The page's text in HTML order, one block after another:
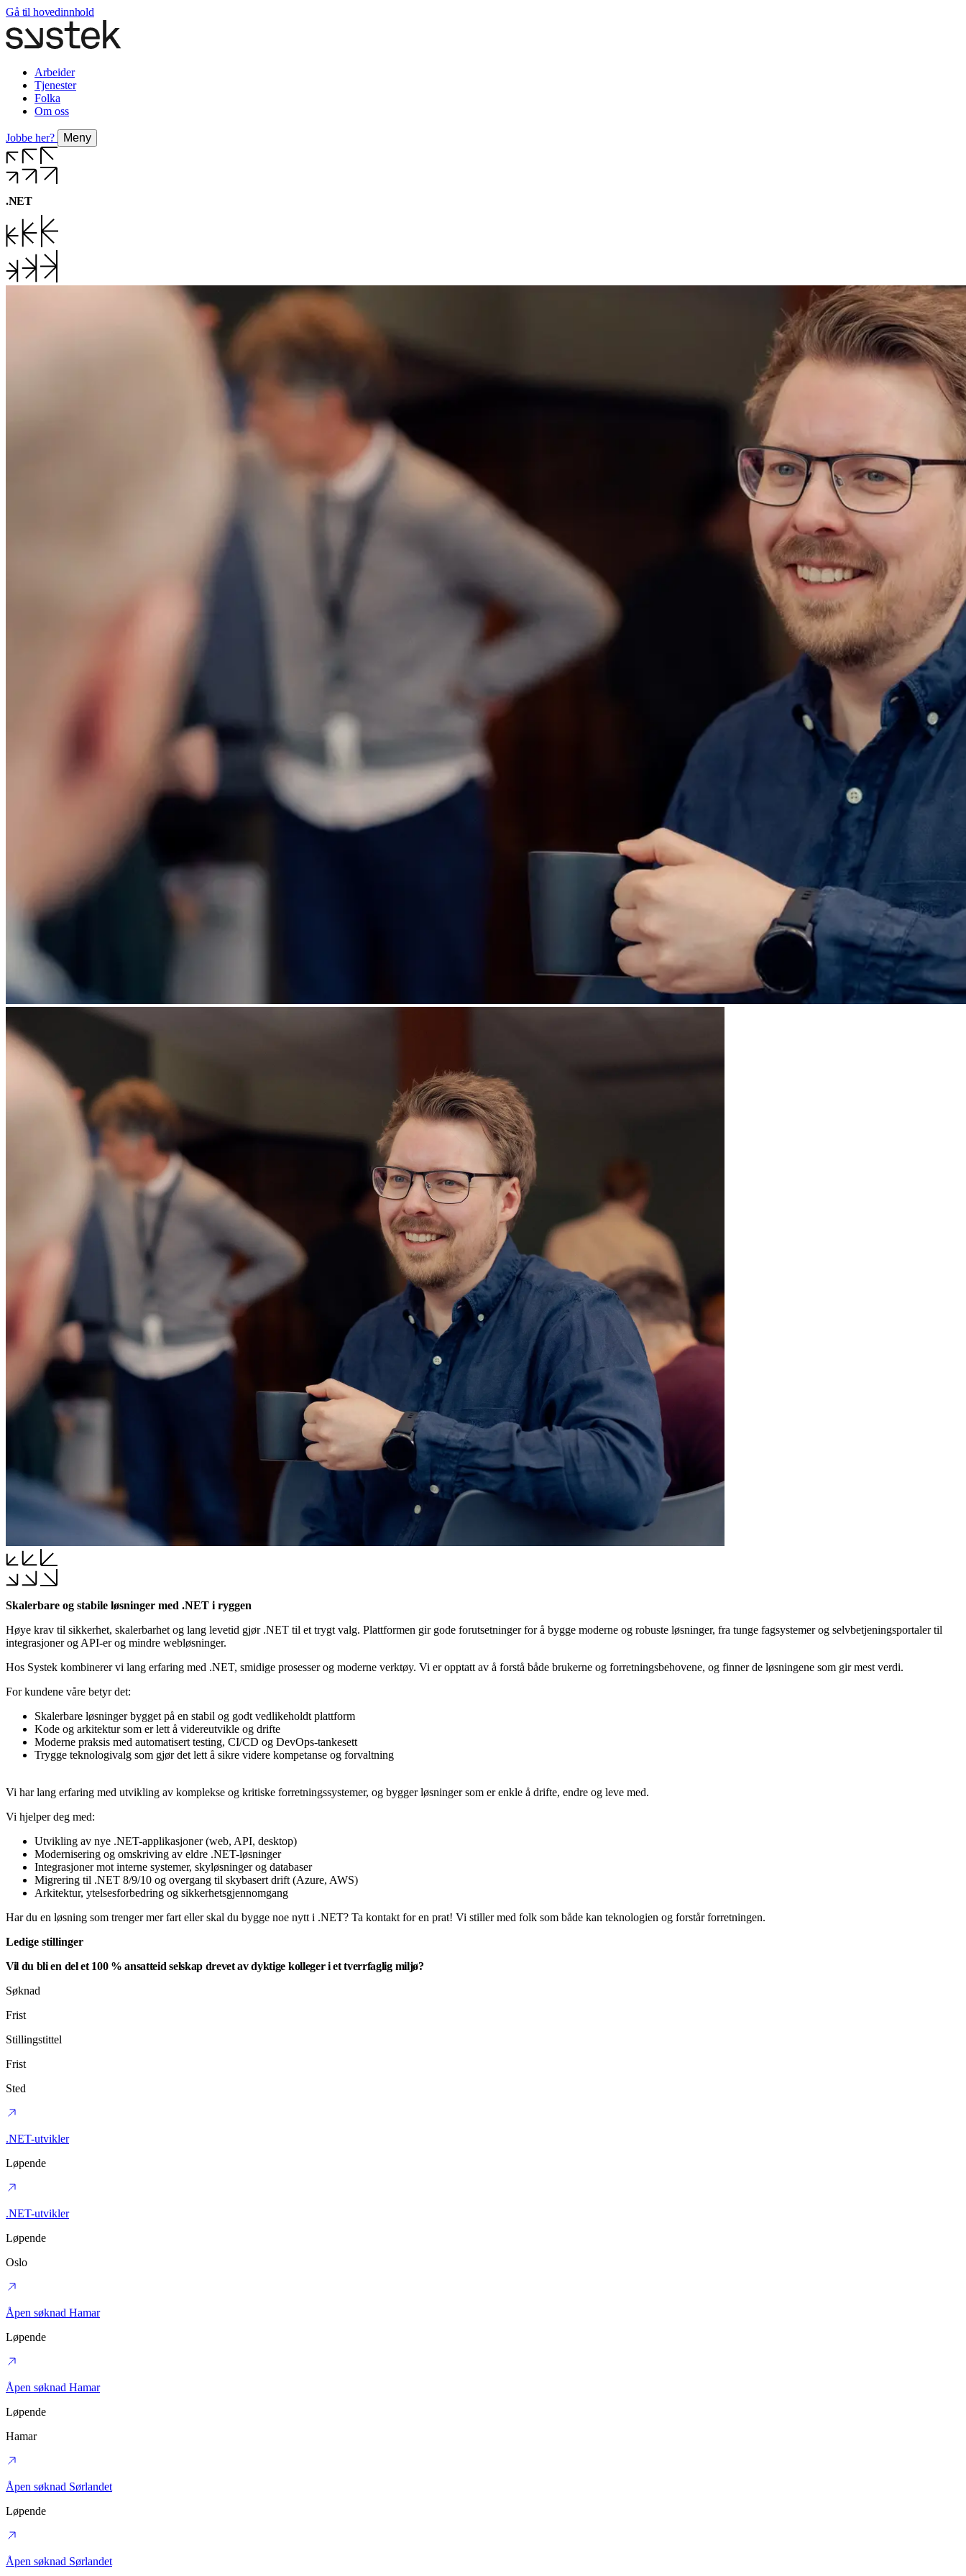
Gå til hovedinnhold
Arbeider
Tjenester
Folka
Om oss
Jobbe her? Meny
.NET
Skalerbare og stabile løsninger med .NET i ryggen
Høye krav til sikkerhet, skalerbarhet og lang levetid gjør .NET til et trygt valg. Plattformen gir gode forutsetninger for å bygge moderne og robuste løsninger, fra tunge fagsystemer og selvbetjeningsportaler til
integrasjoner og API-er og mindre webløsninger.
Hos Systek kombinerer vi lang erfaring med .NET, smidige prosesser og moderne verktøy. Vi er opptatt av å forstå både brukerne og forretningsbehovene, og finner de løsningene som gir mest verdi.
For kundene våre betyr det:
Skalerbare løsninger bygget på en stabil og godt vedlikeholdt plattform
Kode og arkitektur som er lett å videreutvikle og drifte
Moderne praksis med automatisert testing, CI/CD og DevOps-tankesett
Trygge teknologivalg som gjør det lett å sikre videre kompetanse og forvaltning
Vi har lang erfaring med utvikling av komplekse og kritiske forretningssystemer, og bygger løsninger som er enkle å drifte, endre og leve med.
Vi hjelper deg med:
Utvikling av nye .NET-applikasjoner (web, API, desktop)
Modernisering og omskriving av eldre .NET-løsninger
Integrasjoner mot interne systemer, skyløsninger og databaser
Migrering til .NET 8/9/10 og overgang til skybasert drift (Azure, AWS)
Arkitektur, ytelsesforbedring og sikkerhetsgjennomgang
Har du en løsning som trenger mer fart eller skal du bygge noe nytt i .NET? Ta kontakt for en prat! Vi stiller med folk som både kan teknologien og forstår forretningen.
Ledige stillinger
Vil du bli en del et 100 % ansatteid selskap drevet av dyktige kolleger i et tverrfaglig miljø?
Søknad
Frist
Stillingstittel
Frist
Sted
.NET-utvikler
Løpende
.NET-utvikler
Løpende
Oslo
Åpen søknad Hamar
Løpende
Åpen søknad Hamar
Løpende
Hamar
Åpen søknad Sørlandet
Løpende
Åpen søknad Sørlandet